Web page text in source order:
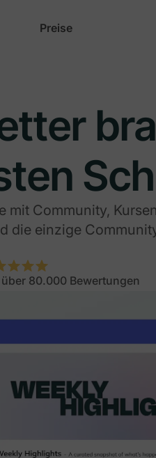
Preise
mit Community,
die einzige
80.000 Bewertungen